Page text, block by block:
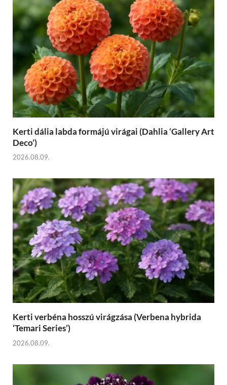
Kerti dália labda formájú virágai (Dahlia ‘Gallery Art
Deco’)
2026.08.09.
Kerti verbéna hosszú virágzása (Verbena hybrida
‘Temari Series’)
2026.08.09.